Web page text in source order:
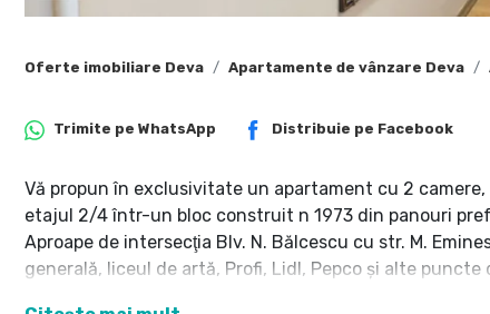
Oferte imobiliare Deva Apartamente de vânzare Deva
Trimite pe WhatsApp Distribuie pe Facebook
Vă propun în exclusivitate un apartament cu 2
etajul 2/4 într-un bloc construit n 1973 din panouri
Aproape de intersecţia Blv. N. Bălcescu cu str. M.
generală, liceul de artă, Profi, Lidl, Pepco şi alte puncte